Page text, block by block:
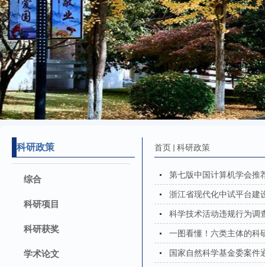
科研政策
综合
科研项目
科研获奖
学术论文
首页 科研政策
第七版中国计算机学会推
浙江省现代化中试平台建
科学技术活动违规行为调
一图看懂！六类主体的科
国家自然科学基金委案件